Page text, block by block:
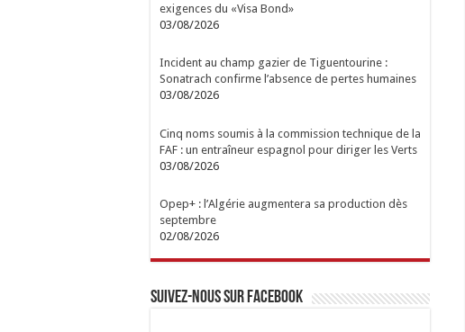
exigences du «Visa Bond»
03/08/2026
Incident au champ gazier de Tiguentourine :
Sonatrach confirme l’absence de pertes humaines
03/08/2026
Cinq noms soumis à la commission technique de la
FAF : un entraîneur espagnol pour diriger les Verts
03/08/2026
Opep+ : l’Algérie augmentera sa production dès
septembre
02/08/2026
Suivez-nous sur Facebook